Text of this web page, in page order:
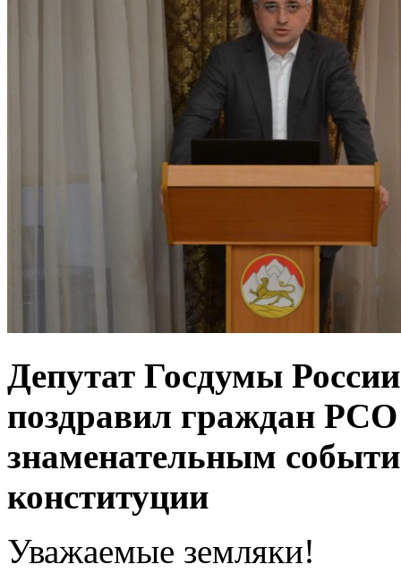
Депутат Госдумы
поздравил граждан
знаменательным
конституции
Уважаемые земляки!